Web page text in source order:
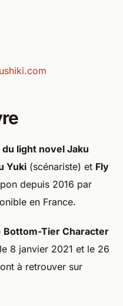
light novel Jaku
Yuki (scénariste) et Fly
depuis 2016 par
en France.
Bottom-Tier Character
8 janvier 2021 et le 26
à retrouver sur